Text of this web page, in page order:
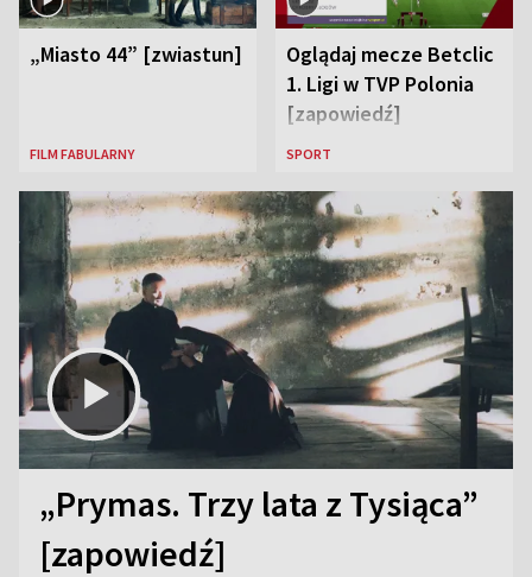
„Miasto 44” [zwiastun]
FILM FABULARNY
Oglądaj mecze Betclic
1. Ligi w TVP Polonia
[zapowiedź]
SPORT
„Prymas. Trzy lata z Tysiąca”
[zapowiedź]